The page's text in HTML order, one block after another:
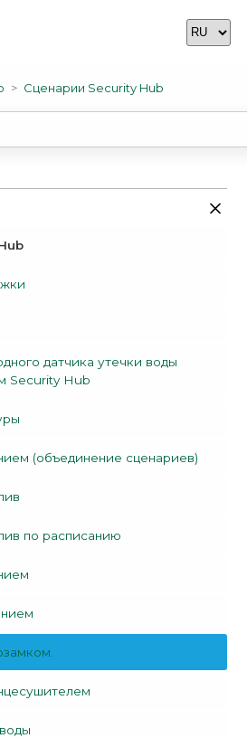
Сценарии Security Hub
датчика утечки воды
Security Hub
(объединение сценариев)
по расписанию